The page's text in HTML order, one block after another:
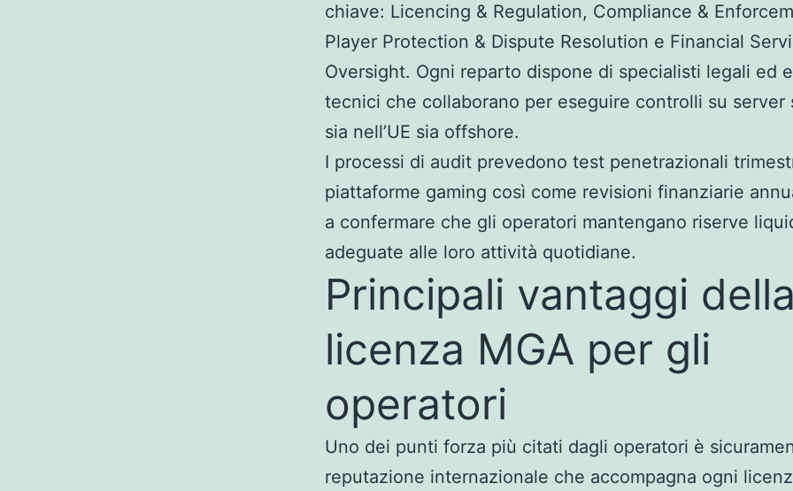
chiave: Licencing & Regulation, Compliance &
Player Protection & Dispute Resolution e Financial
Oversight. Ogni reparto dispone di specialisti legali ed
tecnici che collaborano per eseguire controlli su server
sia nell’UE sia offshore.
I processi di audit prevedono test penetrazionali
piattaforme gaming così come revisioni finanziarie
a confermare che gli operatori mantengano riserve
adeguate alle loro attività quotidiane.
Principali vantaggi
licenza MGA per gli
operatori
Uno dei punti forza più citati dagli operatori è
reputazione internazionale che accompagna ogni